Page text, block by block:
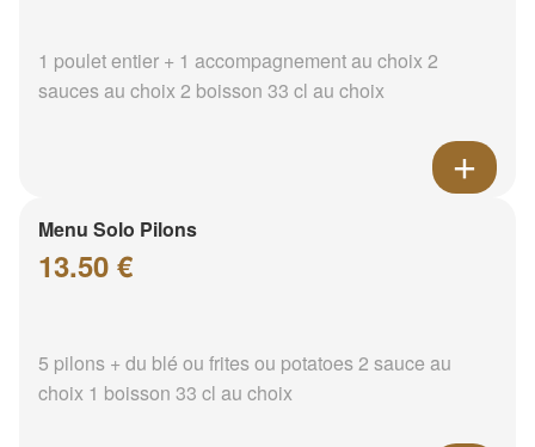
1 poulet entier + 1 accompagnement au choix 2
sauces au choix 2 boisson 33 cl au choix
Menu Solo Pilons
13.50 €
5 pilons + du blé ou frites ou potatoes 2 sauce au
choix 1 boisson 33 cl au choix